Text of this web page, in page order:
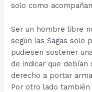
solo como
Ser un hombre libre
según las Sagas solo
pudiesen sostener
de indicar que debían
derecho a portar
Por otro lado